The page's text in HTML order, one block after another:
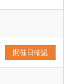
開催日確認